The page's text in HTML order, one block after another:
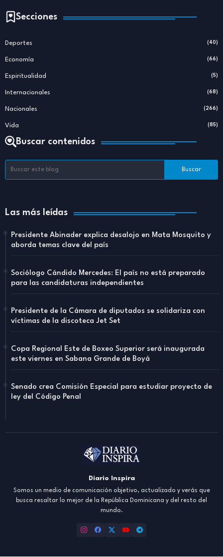
Secciones
Deportes (40)
Economía (66)
Espiritualidad (5)
Internacionales (68)
Nacionales (266)
Vida (85)
Buscar contenidos
Las más leídas
Presidente Abinader explica desalojo en Mata Mosquito y
aborda temas clave del país
Sociólogo Cándido Mercedes: El país no está preparado
para las candidaturas independientes
Presidente de la Cámara de diputados se solidariza con
víctimas de la discoteca Jet Set
Copa Regional Este de Boxeo Superior será inaugurada
este viernes en Sabana Grande de Boyá
Senado crea Comisión Especial para estudiar proyecto de
ley del Código Penal
Diario Inspira
Somos un medio de comunicación objetivo, actualizado y verás que
busca resaltar lo mejor de la República Dominicana y del resto del
mundo.